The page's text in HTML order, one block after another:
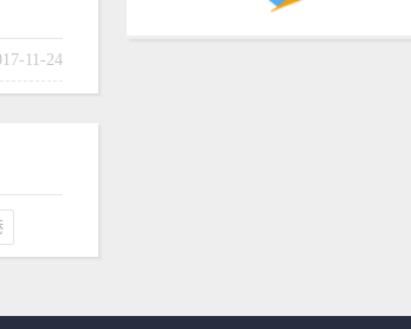
11-24